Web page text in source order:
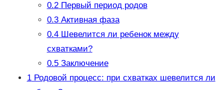
0.2Первый период родов
0.3Активная фаза
0.4Шевелится ли ребенок между
схватками?
0.5Заключение
1Родовой процесс: при схватках шевелится ли